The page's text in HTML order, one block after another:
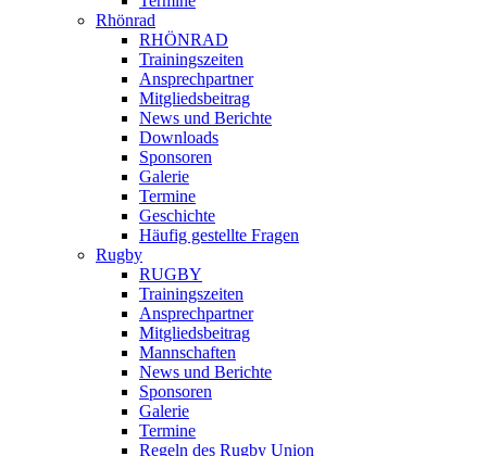
Rhönrad
RHÖNRAD
Trainingszeiten
Ansprechpartner
Mitgliedsbeitrag
News und Berichte
Downloads
Sponsoren
Galerie
Termine
Geschichte
Häufig gestellte Fragen
Rugby
RUGBY
Trainingszeiten
Ansprechpartner
Mitgliedsbeitrag
Mannschaften
News und Berichte
Sponsoren
Galerie
Termine
Regeln des Rugby Union